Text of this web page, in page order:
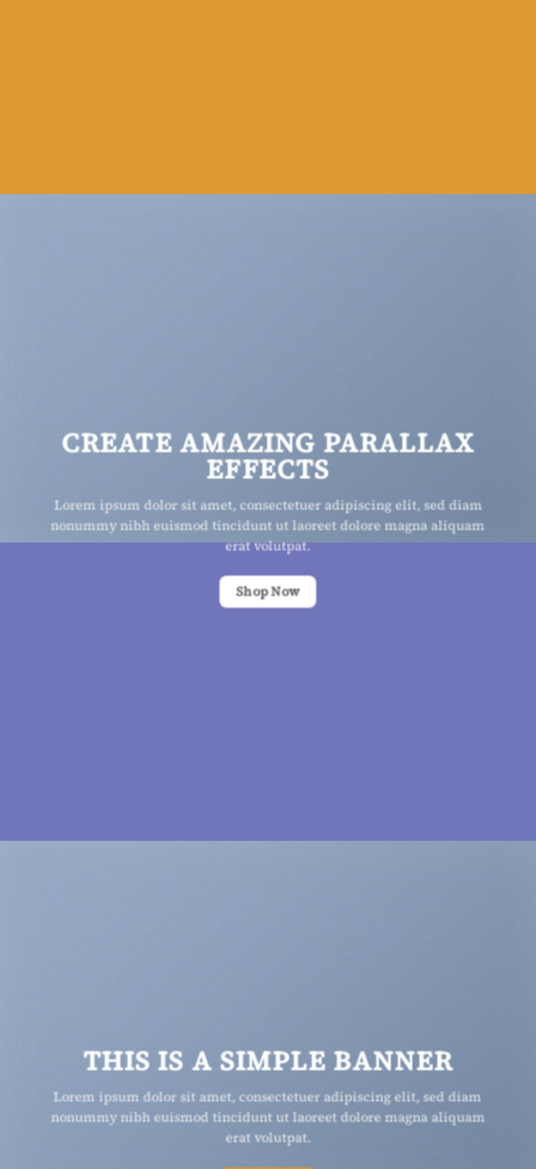
CREATE AMAZING PARALLAX
EFFECTS
Lorem ipsum dolor sit amet, consectetuer adipiscing elit, sed diam
nonummy nibh euismod tincidunt ut laoreet dolore magna aliquam
erat volutpat.
Shop Now
THIS IS A SIMPLE BANNER
Lorem ipsum dolor sit amet, consectetuer adipiscing elit, sed diam
nonummy nibh euismod tincidunt ut laoreet dolore magna aliquam
erat volutpat.